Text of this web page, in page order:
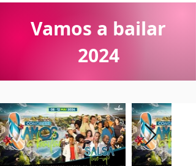
Vamos a bailar
2024